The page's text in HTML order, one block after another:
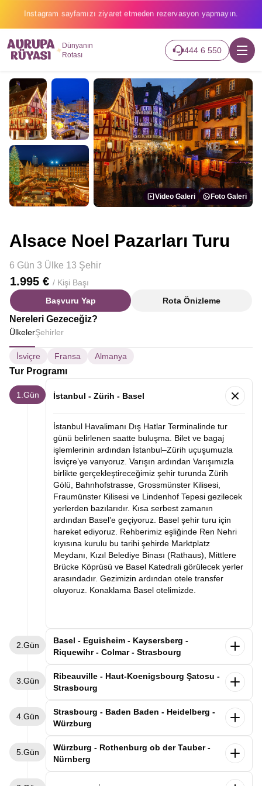
2026 turlarımız başladı hemen canlı takip edin.
Dünyanın
Rotası
444 6 550
Video Galeri Foto Galeri
Alsace Noel Pazarları Turu
6 Gün 3 Ülke 13 Şehir
1.995 € / Kişi Başı
Başvuru Yap
Rota Önizleme
Nereleri Gezeceğiz?
ÜlkelerŞehirler
İsviçre Fransa Almanya
Tur Programı
1.Gün İstanbul - Zürih - Basel
İstanbul Havalimanı Dış Hatlar Terminalinde tur
günü belirlenen saatte buluşma. Bilet ve bagaj
işlemlerinin ardından İstanbul–Zürih uçuşumuzla
İsviçre’ye varıyoruz. Varışın ardından Varışımızla
birlikte gerçekleştireceğimiz şehir turunda Zürih
Gölü, Bahnhofstrasse, Grossmünster Kilisesi,
Fraumünster Kilisesi ve Lindenhof Tepesi gezilecek
yerlerden bazılarıdır. Kısa serbest zamanın
ardından Basel’e geçiyoruz. Basel şehir turu için
hareket ediyoruz. Rehberimiz eşliğinde Ren Nehri
kıyısına kurulu bu tarihi şehirde Marktplatz
Meydanı, Kızıl Belediye Binası (Rathaus), Mittlere
Brücke Köprüsü ve Basel Katedrali görülecek yerler
arasındadır. Gezimizin ardından otele transfer
oluyoruz. Konaklama Basel otelimizde.
2.Gün
Basel - Eguisheim - Kaysersberg -
Riquewihr - Colmar - Strasbourg
Dünyaca ünlü şarap yolunun en güzel kasabalarını
geziyoruz. Alsas-Loren bölgesinde leyleklerin en
geziyoruz. Rengarenk evlerin arasında gezimizi
tamamladıktan “İmparator’un Dağı” anlamına gelen
boyunca uzanan bu eşsiz kasabayı geziyoruz.
Sonrasında şarap mahzenleriyle ünlü Riquewihr
kasabasına geçiyoruz. Üzüm bağlarının kasabanın
3.Gün
Ribeauville - Haut-Koenigsbourg Şatosu -
Strasbourg
kahvaltımızı yaptıktan sonra Strasbourg'daki
otelimizden ayrılarak devam ediyoruz. İlk
incilerinden biri olan Ribeauvillé kasabası. Üzüm
bağlarıyla çevrili bu şirin kasabada, renkli ahşap
4.Gün
Strasbourg - Baden Baden - Heidelberg -
Würzburg
Almanya-Fransa sınırında Kara Ormanın tam
ortasında yer alan Baden-Baden’e geçiyoruz.
5.Gün
Würzburg - Rothenburg ob der Tauber -
Nürnberg